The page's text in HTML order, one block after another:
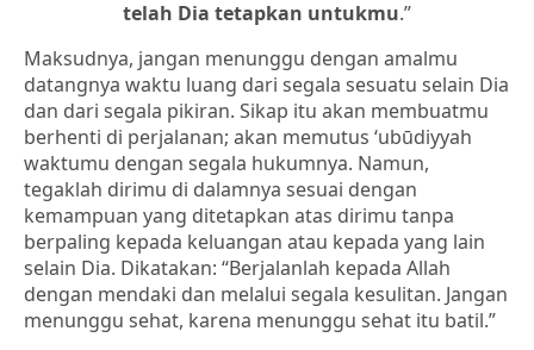
telah Dia tetapkan untukmu.”
Maksudnya, jangan menunggu dengan amalmu
datangnya waktu luang dari segala sesuatu selain Dia
dan dari segala pikiran. Sikap itu akan membuatmu
berhenti di perjalanan; akan memutus ‘ubūdiyyah
waktumu dengan segala hukumnya. Namun,
tegaklah dirimu di dalamnya sesuai dengan
kemampuan yang ditetapkan atas dirimu tanpa
berpaling kepada keluangan atau kepada yang lain
selain Dia. Dikatakan: “Berjalanlah kepada Allah
dengan mendaki dan melalui segala kesulitan. Jangan
menunggu sehat, karena menunggu sehat itu batil.”